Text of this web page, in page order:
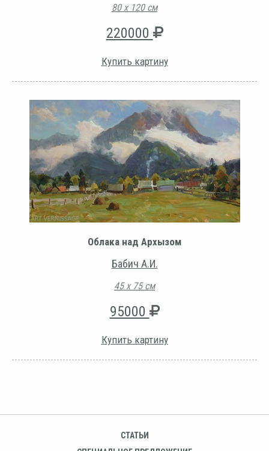
80 х 120 см
220000
Купить картину
Облака над Архызом
Бабич А.И.
45 х 75 см
95000
Купить картину
СТАТЬИ